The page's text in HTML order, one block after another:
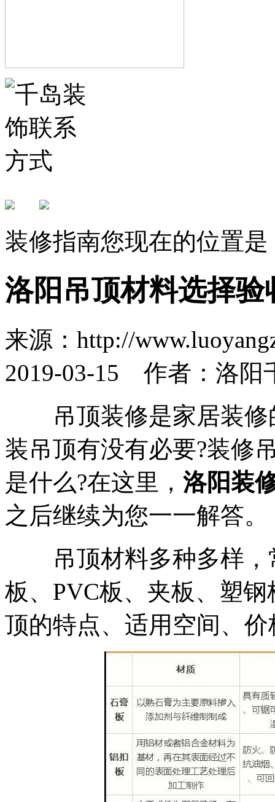
装修指南您现在的位置是
洛阳吊顶材料选择验
来源：http://
2019-03-15 作者：洛阳
吊顶装修是家居装修
装吊顶有没有必要?装修
是什么?在这里， 洛阳装
之后继续为您一一解答。
吊顶材料多种多样，
板、PVC板、夹板、塑
顶的特点、适用空间、